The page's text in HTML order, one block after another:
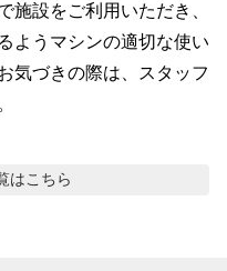
施設をご利用いただき、
ようマシンの適切な使い
気づきの際は、スタッフ
はこちら